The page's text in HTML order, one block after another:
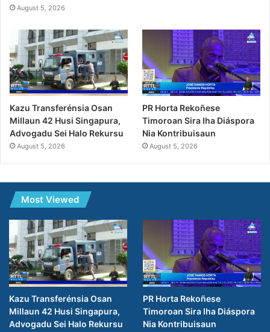
August 5, 2026
Kazu Transferénsia Osan
Millaun 42 Husi Singapura,
Advogadu Sei Halo Rekursu
August 5, 2026
PR Horta Rekoñese
Timoroan Sira Iha Diáspora
Nia Kontribuisaun
August 5, 2026
Most Viewed
Kazu Transferénsia Osan
Millaun 42 Husi Singapura,
Advogadu Sei Halo Rekursu
PR Horta Rekoñese
Timoroan Sira Iha Diáspora
Nia Kontribuisaun